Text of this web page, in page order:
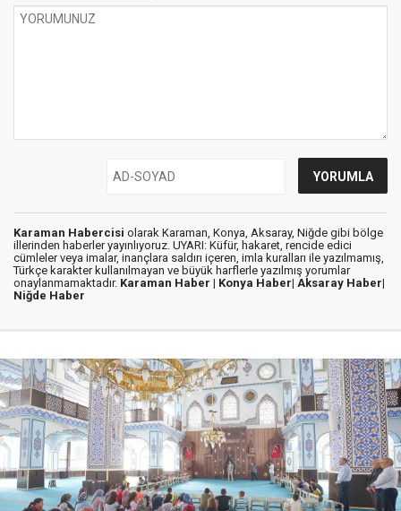
Karaman Habercisi olarak Karaman, Konya, Aksaray, Niğde gibi bölge
illerinden haberler yayınlıyoruz. UYARI: Küfür, hakaret, rencide edici
cümleler veya imalar, inançlara saldırı içeren, imla kuralları ile yazılmamış,
Türkçe karakter kullanılmayan ve büyük harflerle yazılmış yorumlar
onaylanmamaktadır. Karaman Haber | Konya Haber| Aksaray Haber|
Niğde Haber